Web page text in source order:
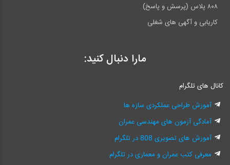
۸۰۸ پلاس (پرسش و پاسخ)
کاریابی و آگهی های شغلی
مارا دنبال کنید:
کانال های تلگرام
آموزش طراحی عملکردی سازه ها
آمادگی آزمون های مهندسی عمران
آموزش های تصویری 808 در تلگرام
معرفی کتب عمران و معماری در تلگرام